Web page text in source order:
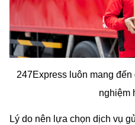
247Express luôn mang
nghiệm
Lý do nên lựa chọn dịch vụ